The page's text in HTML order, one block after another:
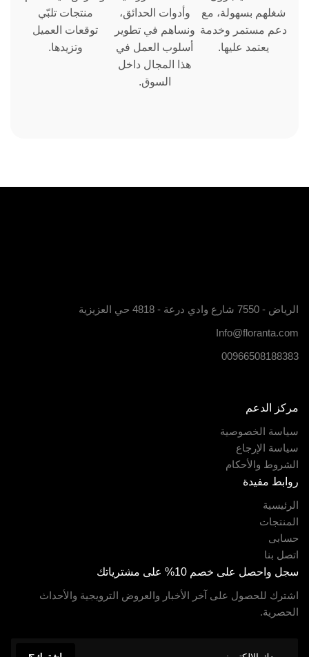
شغلهم بسهولة، مع
دعم مستمر وخدمة
يعتمد عليها.
وأدوات الحدائق،
ونساهم في تطوير
أسلوب العمل في
هذا المجال داخل
السوق.
منتجات تلبّي
توقعات العميل
وتزيدها.
الرياض - 7550 شارع وادي درعة - 4818 حي العزيزية
Info@floranta.com
00966508188383
مركز الدعم
سياسة الخصوصية
سياسة الإرجاع
الشروط والأحكام
روابط مفيدة
الرئيسية
المنتجات
حسابى
اتصل بنا
سجل واحصل على خصم 10% على مشترياتك
اشترك للحصول على آخر الأخبار والعروض الترويجية والأحداث
الحصرية.